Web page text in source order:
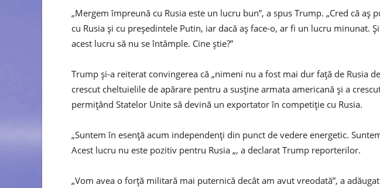
„Mergem împreună cu Rusia este un lucru bun”, a spus Trump. „Cred că aș
cu Rusia și cu președintele Putin, iar dacă aș face-o, ar fi un lucru minunat.
acest lucru să nu se întâmple. Cine știe?”
Trump și-a reiterat convingerea că „nimeni nu a fost mai dur față de Rusia
crescut cheltuielile de apărare pentru a susține armata americană și a
permițând Statelor Unite să devină un exportator în competiție cu Rusia.
„Suntem în esență acum independenți din punct de vedere energetic.
Acest lucru nu este pozitiv pentru Rusia „, a declarat Trump reporterilor.
„Vom avea o forță militară mai puternică decât am avut vreodată”, a